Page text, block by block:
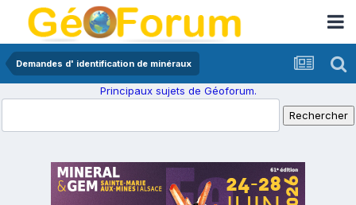
Demandes d' identification de minéraux
Principaux sujets de Géoforum.